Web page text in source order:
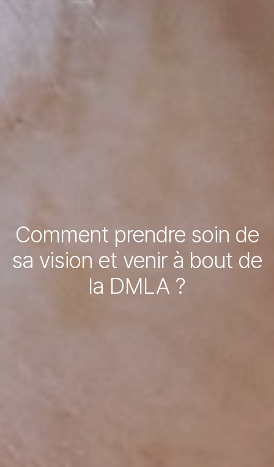
Comment prendre soin de
sa vision et venir à bout de
la DMLA ?